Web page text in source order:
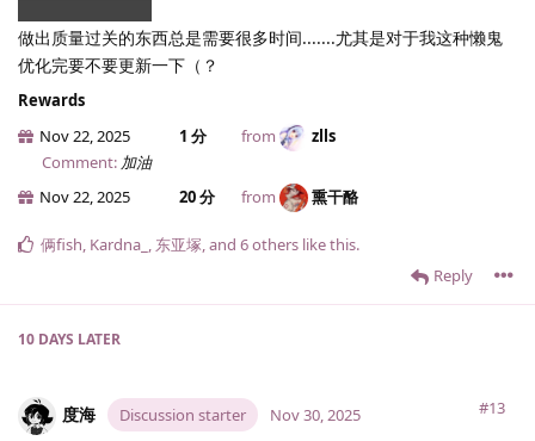
做出质量过关的东西总是需要很多时间.......尤其是对于我这种懒鬼
优化完要不要更新一下（？
Rewards
Nov 22, 2025
1 分 from
zlls
Comment: 加油
Nov 22, 2025
20 分 from 熏干酪
Reply
俩fish, Kardna_ , 东亚塚, and 6others like this.
10 DAYS LATER
度海 Discussion starter #13
Nov 30, 2025